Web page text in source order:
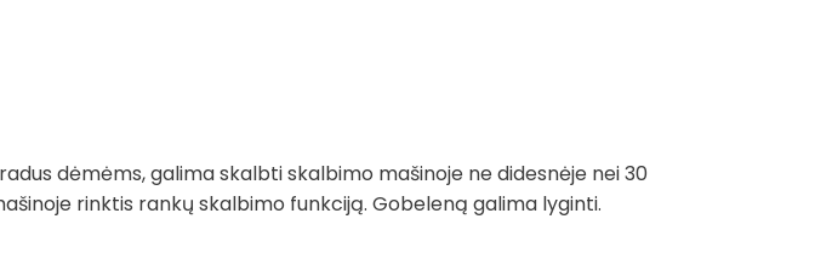
dėmėms, galima skalbti skalbimo mašinoje ne didesnėje nei 30
rinktis rankų skalbimo funkciją. Gobeleną galima lyginti.